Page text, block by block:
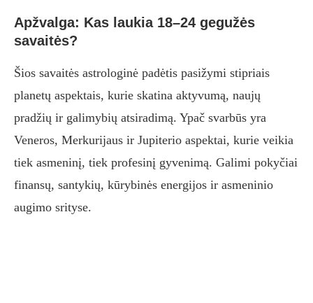
Apžvalga: Kas laukia 18–24 gegužės
savaitės?
Šios savaitės astrologinė padėtis pasižymi stipriais
planetų aspektais, kurie skatina aktyvumą, naujų
pradžių ir galimybių atsiradimą. Ypač svarbūs yra
Veneros, Merkurijaus ir Jupiterio aspektai, kurie veikia
tiek asmeninį, tiek profesinį gyvenimą. Galimi pokyčiai
finansų, santykių, kūrybinės energijos ir asmeninio
augimo srityse.